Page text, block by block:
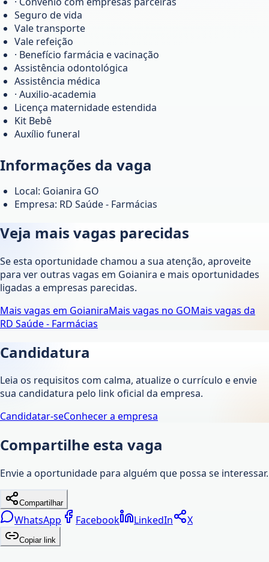
Seguro de vida
Vale transporte
Vale refeição
· Benefício farmácia e vacinação
Assistência odontológica
Assistência médica
· Auxilio-academia
Licença maternidade estendida
Kit Bebê
Auxílio funeral
Informações da vaga
Local: Goianira GO
Empresa: RD Saúde - Farmácias
Veja mais vagas parecidas
Se esta oportunidade chamou a sua atenção, aproveite
para ver outras vagas em Goianira e mais oportunidades
ligadas a empresas parecidas.
Mais vagas em GoianiraMais vagas no GOMais vagas da
RD Saúde - Farmácias
Candidatura
Leia os requisitos com calma, atualize o currículo e envie
sua candidatura pelo link oficial da empresa.
Candidatar-seConhecer a empresa
Compartilhe esta vaga
Envie a oportunidade para alguém que possa se interessar.
Compartilhar
WhatsApp Facebook LinkedIn X
Copiar link